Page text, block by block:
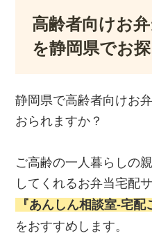
高齢者向けお
を静岡県でお
静岡県で高齢者向けお
おられますか？
ご高齢の一人暮らしの
してくれるお弁当宅配
『あんしん相談室‐宅配
をおすすめします。